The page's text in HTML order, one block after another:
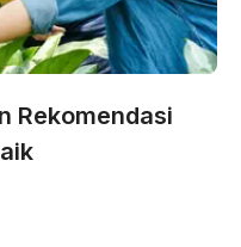
Rekomendasi